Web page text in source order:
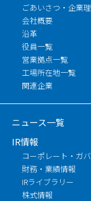
ごあいさつ・企業
会社概要
沿革
役員一覧
営業拠点一覧
工場所在地一覧
関連企業
ニュース一覧
IR情報
コーポレート・ガ
財務・業績情報
IRライブラリー
株式情報